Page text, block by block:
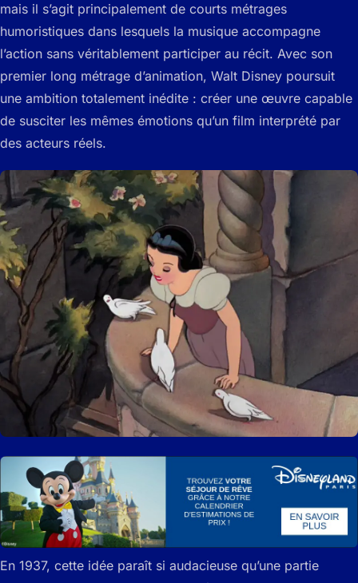
mais il s’agit principalement de courts métrages
humoristiques dans lesquels la musique accompagne
l’action sans véritablement participer au récit. Avec son
premier long métrage d’animation, Walt Disney poursuit
une ambition totalement inédite : créer une œuvre capable
de susciter les mêmes émotions qu’un film interprété par
des acteurs réels.
En 1937, cette idée paraît si audacieuse qu’une partie